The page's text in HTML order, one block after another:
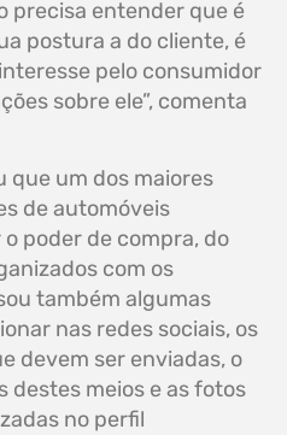
precisa entender que é
postura a do cliente, é
pelo consumidor
sobre ele”, comenta
que um dos maiores
de automóveis
poder de compra, do
com os
também algumas
nas redes sociais, os
devem ser enviadas, o
destes meios e as fotos
no perfil